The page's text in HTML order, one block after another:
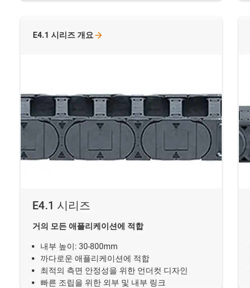
E4.1 시리즈
거의 모든 애플리케이션에 적합
내부 높이: 30-800mm
까다로운 애플리케이션에 적합
최적의 측면 안정성을 위한 언더컷 디자인
빠른 조립을 위한 외부 및 내부 링크
E4.1 시리즈 개요